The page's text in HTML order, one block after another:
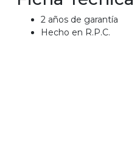
2 años de garantía
Hecho en R.P.C.